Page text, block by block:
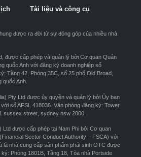
Tài liệu và công cụ
được ra đời từ sự đóng góp của nhiều nhà
được cấp phép và quản lý bởi Cơ quan Quản
quốc Anh với đăng ký doanh nghiệp số
Tầng 42, Phòng 35C, số 25 phố Old Broad,
quốc Anh.
Pty Ltd được ủy quyền và quản lý bởi Ủy ban
số AFSL 418036. Văn phòng đăng ký: Tower
sussex street, sydney nsw 2000.
Ltd được cấp phép tại Nam Phi bởi Cơ quan
Sector Conduct Authority – FSCA) với
là nhà cung cấp sản phẩm phái sinh OTC được
Phòng 1801B, Tầng 18, Tòa nhà Portside